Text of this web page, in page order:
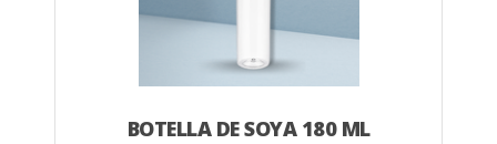
BOTELLA DE SOYA 180 ML